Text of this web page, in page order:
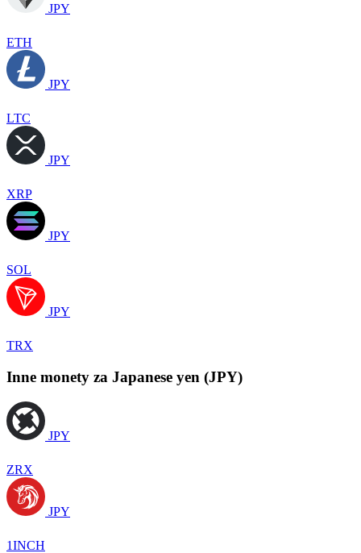
JPY
ETH
JPY
LTC
JPY
XRP
JPY
SOL
JPY
TRX
Inne monety za Japanese yen (JPY)
JPY
ZRX
JPY
1INCH